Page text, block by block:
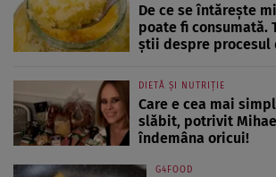
De ce se întărește
poate fi consumată.
știi despre procesul
DIETĂ ȘI NUTRIȚIE
Care e cea mai
slăbit, potrivit
îndemâna oricui!
G4FOOD